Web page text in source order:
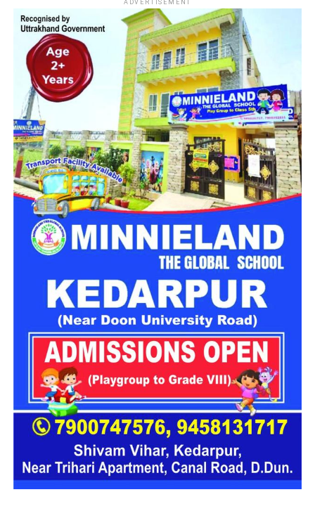
यह दीवाली आपके लिए नए अवसर, नई उपलब्धियां और नए सपने
लेकर आए।आप एक सितारे की तरह चमकें,दीपावली की हार्दिक
शुभकामनाएं।
यह दीवाली आपके जीवन को इंद्रधनुष के रंगों जैसे भर दे,
आप जीवन की सुंदरता और विविधता का अनुभव कर सकें।
दीपावली की हार्दिक शुभकामनाएं।
दीवाली समृद्धि और प्रचुरता का त्योहार है।इस दिन आप उन सभी
अच्छी चीजों को आकर्षित करने में कामयाब हों, जिनकी आप इच्छा
रखते हैं और जिनके हकदार हैं।दीपावली की हार्दिक शुभकामनाएं।
इस दीवाली पर, मुझे आशा है कि आप अपने परिवार और दोस्तों के
प्यार से घिरे रहेंगे।आपकी दीवाली मंगलमय हो।
इस दीवाली, अपने प्रियजनों को ये शुभकामनाएं भेजकर इस त्योहार की
खुशियों को और बढ़ाएं।
ADVERTISEMENT